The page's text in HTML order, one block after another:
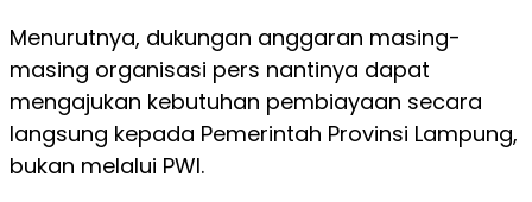
Menurutnya, dukungan anggaran masing-
masing organisasi pers nantinya dapat
mengajukan kebutuhan pembiayaan secara
langsung kepada Pemerintah Provinsi Lampung,
bukan melalui PWI.